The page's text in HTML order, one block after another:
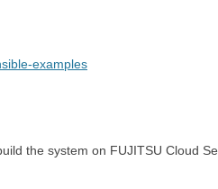
examples
the system on FUJITSU Cloud